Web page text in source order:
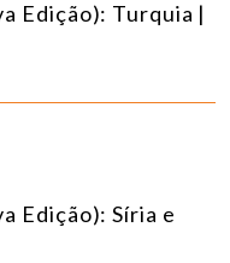
Edição): Turquia |
Edição): Síria e